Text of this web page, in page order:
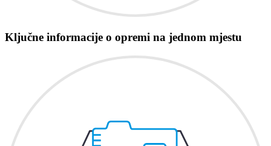
Ključne informacije o opremi na jednom mjestu